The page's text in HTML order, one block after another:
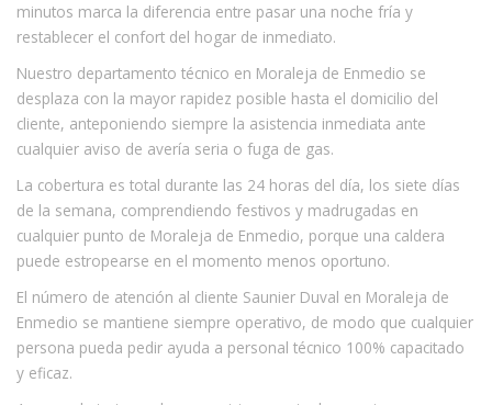
minutos marca la diferencia entre pasar una noche fría y
restablecer el confort del hogar de inmediato.
Nuestro departamento técnico en Moraleja de Enmedio se
desplaza con la mayor rapidez posible hasta el domicilio del
cliente, anteponiendo siempre la asistencia inmediata ante
cualquier aviso de avería seria o fuga de gas.
La cobertura es total durante las 24 horas del día, los siete días
de la semana, comprendiendo festivos y madrugadas en
cualquier punto de Moraleja de Enmedio, porque una caldera
puede estropearse en el momento menos oportuno.
El número de atención al cliente Saunier Duval en Moraleja de
Enmedio se mantiene siempre operativo, de modo que cualquier
persona pueda pedir ayuda a personal técnico 100% capacitado
y eficaz.